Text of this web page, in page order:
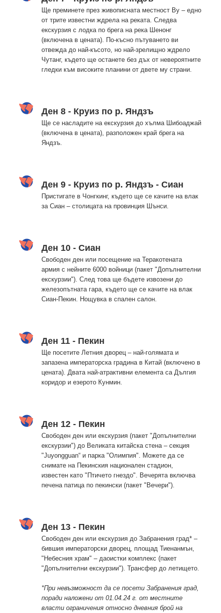
Ще преминете през живописната местност Ву – едно
от трите известни ждрела на реката. Следва
екскурзия с лодка по брега на река Шенонг
(включена в цената). По-късно пътуването ви
отвежда до най-късото, но най-зрелищно ждрело
Чутанг, където ще останете без дъх от невероятните
гледки към високите планини от двете му страни.
Ден 8 - Круиз по р. Яндзъ
Ще се насладите на екскурзия до хълма Шибоаджай
(включена в цената), разположен край брега на
Яндзъ.
Ден 9 - Круиз по р. Яндзъ - Сиан
Пристигате в Чонгкинг, където ще се качите на влак
за Сиан – столицата на провинция Шънси.
Ден 10 - Сиан
Свободен ден или посещение на Теракотената
армия с нейните 6000 войници (пакет "Допълнителни
екскурзии"). След това ще бъдете извозени до
железопътната гара, където ще се качите на влак
Сиан-Пекин. Нощувка в спален салон.
Ден 11 - Пекин
Ще посетите Летния дворец – най-голямата и
запазена императорска градина в Китай (включено в
цената). Двата най-атрактивни елемента са Дългия
коридор и езерото Кунмин.
Ден 12 - Пекин
Свободен ден или екскурзия (пакет "Допълнителни
екскурзии") до Великата китайска стена – секция
"Juyongguan“ и парка "Олимпия". Можете да се
снимате на Пекинския национален стадион,
известен като "Птичето гнездо". Вечерята включва
печена патица по пекински (пакет "Вечери").
Ден 13 - Пекин
Свободен ден или екскурзия до Забранения град* –
бившия императорски дворец, площад Тиенанмън,
"Небесния храм" – даоистки комплекс (пакет
"Допълнителни екскурзии"). Трансфер до летището.
*При невъзможност да се посети Забранения град,
поради наложени от 01.04.24 г. от местните
власти ограничения относно дневния брой на